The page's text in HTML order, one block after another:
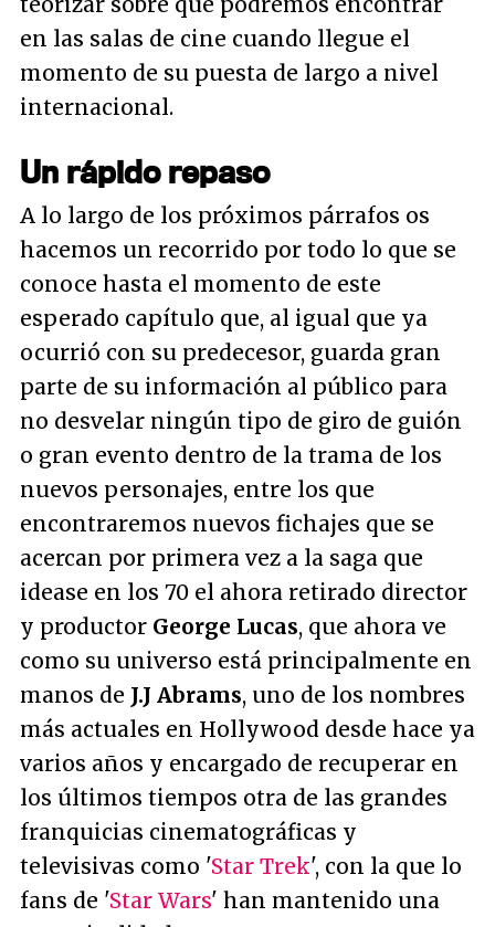
en las salas de cine cuando llegue el
momento de su puesta de largo a nivel
internacional.
Un rápido repaso
A lo largo de los próximos párrafos os
hacemos un recorrido por todo lo que se
conoce hasta el momento de este
esperado capítulo que, al igual que ya
ocurrió con su predecesor, guarda gran
parte de su información al público para
no desvelar ningún tipo de giro de guión
o gran evento dentro de la trama de los
nuevos personajes, entre los que
encontraremos nuevos fichajes que se
acercan por primera vez a la saga que
idease en los 70 el ahora retirado director
y productor George Lucas, que ahora ve
como su universo está principalmente en
manos de J.J Abrams, uno de los nombres
más actuales en Hollywood desde hace ya
varios años y encargado de recuperar en
los últimos tiempos otra de las grandes
franquicias cinematográficas y
televisivas como 'Star Trek', con la que lo
fans de 'Star Wars' han mantenido una